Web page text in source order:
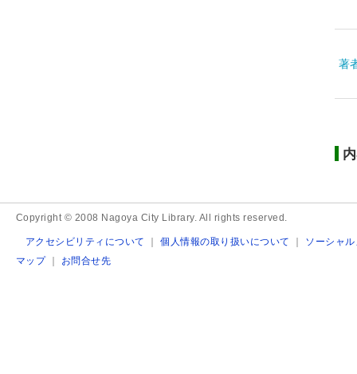
著
Copyright © 2008 Nagoya City Library. All rights reserved.
アクセシビリティについて ｜個人情報の取り扱いについて ｜ ソーシャ
マップ｜ お問合せ先